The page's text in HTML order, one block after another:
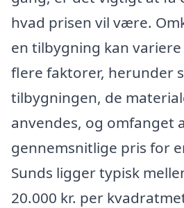
hvad prisen vil være.
en tilbygning kan
flere faktorer, herunder
tilbygningen, de
anvendes, og omfanget
gennemsnitlige pris for
Sunds ligger typisk
20.000 kr. per